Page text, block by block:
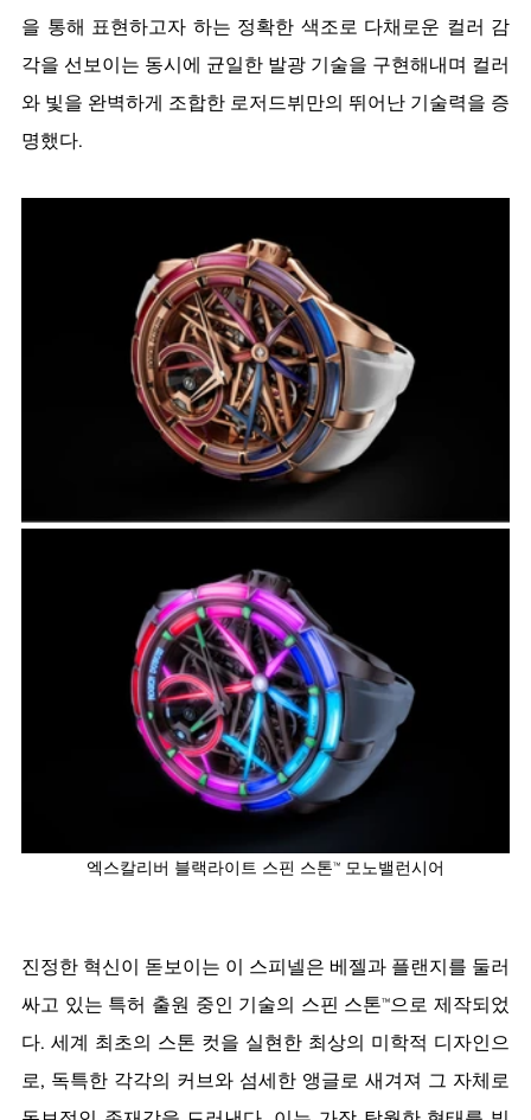
을 통해 표현하고자 하는 정확한 색조로 다채로운 컬러 감
각을 선보이는 동시에 균일한 발광 기술을 구현해내며 컬러
와 빛을 완벽하게 조합한 로저드뷔만의 뛰어난 기술력을 증
명했다.
엑스칼리버 블랙라이트 스핀 스톤™ 모노밸런시어
진정한 혁신이 돋보이는 이 스피넬은 베젤과 플랜지를 둘러
싸고 있는 특허 출원 중인 기술의 스핀 스톤™으로 제작되었
다. 세계 최초의 스톤 컷을 실현한 최상의 미학적 디자인으
로, 독특한 각각의 커브와 섬세한 앵글로 새겨져 그 자체로